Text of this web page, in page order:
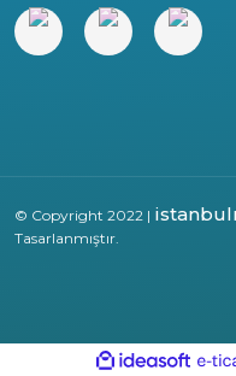
© Copyright 2022 |
Tasarlanmıştır.